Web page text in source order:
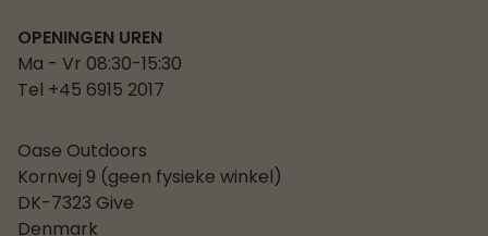
OPENINGEN UREN
Ma - Vr 08:30-15:30
Tel +45 6915 2017
Oase Outdoors
Kornvej 9 (geen fysieke winkel)
DK-7323 Give